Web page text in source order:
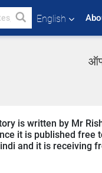
English
is written by Mr
it is published free
and it is receiving